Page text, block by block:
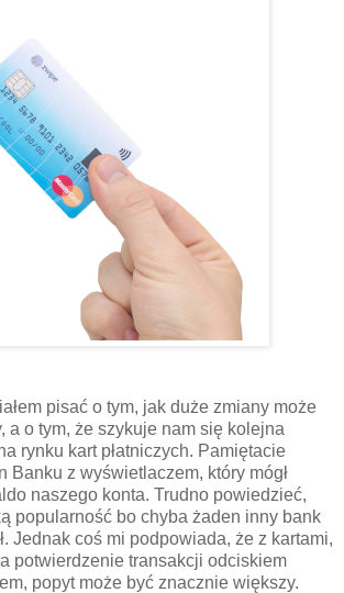
pisać o tym, jak duże zmiany może
a o tym, że szykuje nam się kolejna
rynku kart płatniczych. Pamiętacie
Banku z wyświetlaczem, który mógł
naszego konta. Trudno powiedzieć,
popularność bo chyba żaden inny bank
Jednak coś mi podpowiada, że z kartami,
potwierdzenie transakcji odciskiem
popyt może być znacznie większy.